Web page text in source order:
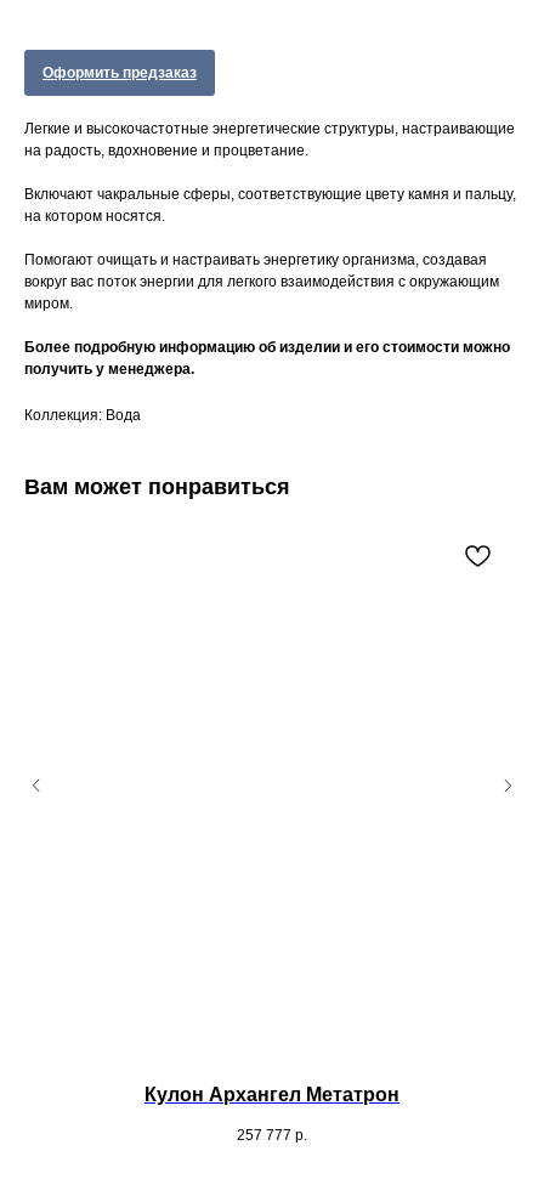
Оформить предзаказ
Легкие и высокочастотные энергетические структуры, настраивающие
на радость, вдохновение и процветание.
Включают чакральные сферы, соответствующие цвету камня и пальцу,
на котором носятся.
Помогают очищать и настраивать энергетику организма, создавая
вокруг вас поток энергии для легкого взаимодействия с окружающим
миром.
Более подробную информацию об изделии и его стоимости можно
получить у менеджера.
Коллекция: Вода
Вам может понравиться
Кулон Архангел Метатрон
257 777 р.